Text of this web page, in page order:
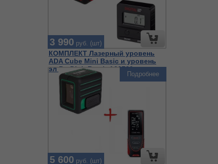
КОМПЛЕКТ Лазерный уровень
ADA Cube Mini Basic и уровень
эл ProDigit Rumb А00729
3 990 руб. (шт)
5 600 руб. (шт)
Подробнее